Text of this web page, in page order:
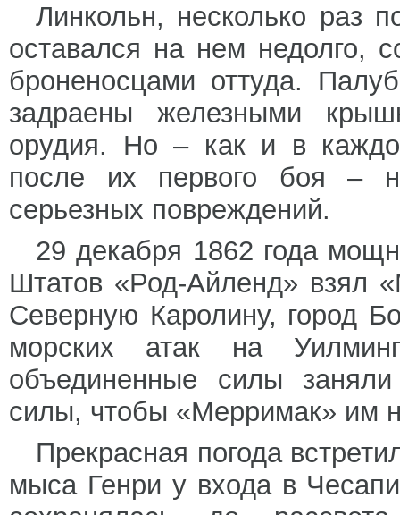
Линкольн, несколько раз
оставался на нем недолго,
броненосцами оттуда.
задраены железными
орудия. Но – как и в
после их первого боя –
серьезных повреждений.
29 декабря 1862 года
Штатов «Род-Айленд» взял
Северную Каролину, город
морских атак на
объединенные силы
силы, чтобы «Мерримак» им
Прекрасная погода
мыса Генри у входа в